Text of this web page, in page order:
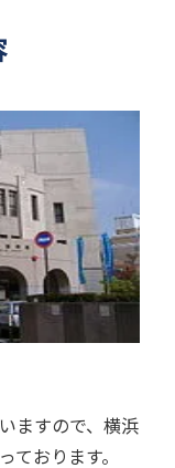
ますので、横浜
おります。